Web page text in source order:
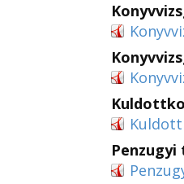
Penzugyi